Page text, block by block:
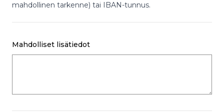
mahdollinen tarkenne) tai IBAN-tunnus.
Mahdolliset lisätiedot